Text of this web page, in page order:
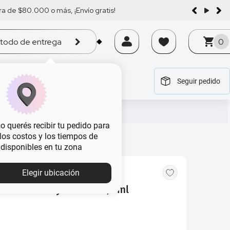
de $80.000 o más, ¡Envío gratis!
de entrega
querés recibir tu pedido para
costos y los tiempos de
en tu zona
Elegir ubicación
0
Seguir pedido
Stay Matte x 5,5 ml